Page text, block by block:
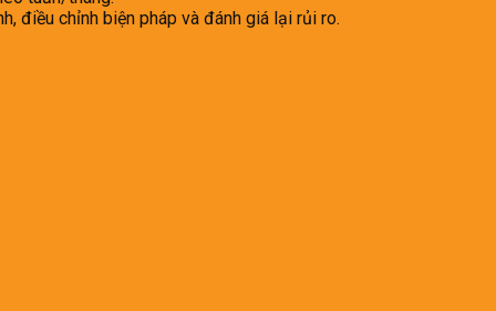
điều chỉnh biện pháp và đánh giá lại rủi ro.